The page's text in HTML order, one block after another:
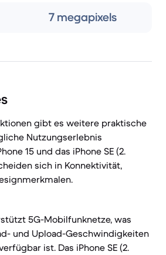
7 megapixels
gibt es weitere praktische
Nutzungserlebnis
15 und das iPhone SE (2.
sich in Konnektivität,
5G-Mobilfunknetze, was
und Upload-Geschwindigkeiten
ist. Das iPhone SE (2.